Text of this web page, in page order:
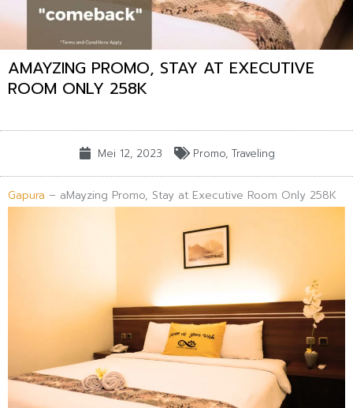
AMAYZING PROMO, STAY AT EXECUTIVE
ROOM ONLY 258K
Mei 12, 2023 Promo, Traveling
Gapura – aMayzing Promo, Stay at Executive Room Only 258K